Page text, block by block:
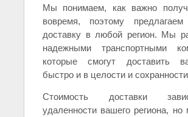
Мы понимаем, как важно
вовремя, поэтому
доставку в любой регион. Мы
надежными транспортными
которые смогут доставить
быстро и в целости и
Стоимость доставки
удаленности вашего региона, но